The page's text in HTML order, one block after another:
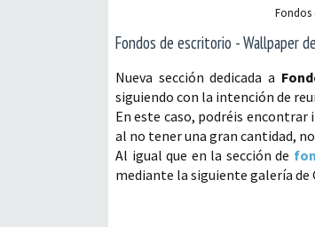
Fondos
Fondos de escritorio - Wallpaper
Nueva sección dedicada a
siguiendo con la intención de
En este caso, podréis
al no tener una gran cantidad,
Al igual que en la sección de
mediante la siguiente galería de